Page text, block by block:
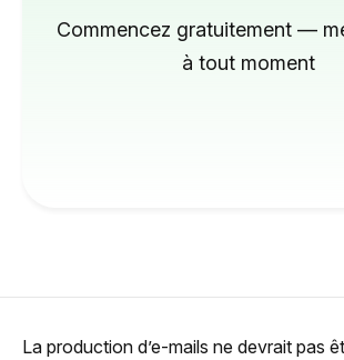
Commencez gratuitement —
à tout moment
La production d’e-mails ne devrait pas